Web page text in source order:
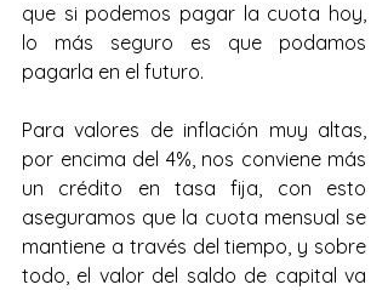
que si podemos pagar la cuota hoy,
lo más seguro es que podamos
pagarla en el futuro.
Para valores de inflación muy altas,
por encima del 4%, nos conviene más
un crédito en tasa fija, con esto
aseguramos que la cuota mensual se
mantiene a través del tiempo, y sobre
todo, el valor del saldo de capital va